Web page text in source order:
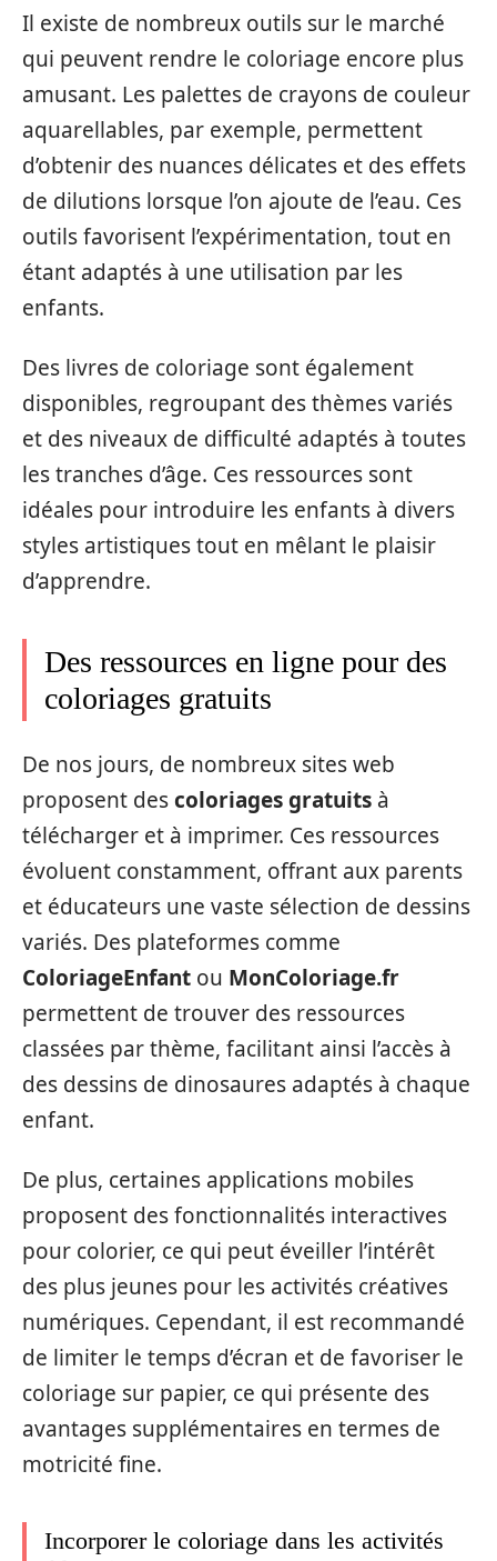
Il existe de nombreux outils sur le marché
qui peuvent rendre le coloriage encore plus
amusant. Les palettes de crayons de couleur
aquarellables, par exemple, permettent
d’obtenir des nuances délicates et des effets
de dilutions lorsque l’on ajoute de l’eau. Ces
outils favorisent l’expérimentation, tout en
étant adaptés à une utilisation par les
enfants.
Des livres de coloriage sont également
disponibles, regroupant des thèmes variés
et des niveaux de difficulté adaptés à toutes
les tranches d’âge. Ces ressources sont
idéales pour introduire les enfants à divers
styles artistiques tout en mêlant le plaisir
d’apprendre.
Des ressources en ligne pour des
coloriages gratuits
De nos jours, de nombreux sites web
proposent descoloriages gratuits à
télécharger et à imprimer. Ces ressources
évoluent constamment, offrant aux parents
et éducateurs une vaste sélection de dessins
variés. Des plateformes comme
ColoriageEnfant ou MonColoriage.fr
permettent de trouver des ressources
classées par thème, facilitant ainsi l’accès à
des dessins de dinosaures adaptés à chaque
enfant.
De plus, certaines applications mobiles
proposent des fonctionnalités interactives
pour colorier, ce qui peut éveiller l’intérêt
des plus jeunes pour les activités créatives
numériques. Cependant, il est recommandé
de limiter le temps d’écran et de favoriser le
coloriage sur papier, ce qui présente des
avantages supplémentaires en termes de
motricité fine.
Incorporer le coloriage dans les activités